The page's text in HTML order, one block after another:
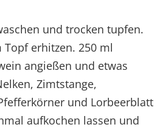
und trocken tupfen.
erhitzen. 250 ml
angießen und etwas
Zimtstange,
und Lorbeerblatt
aufkochen lassen und